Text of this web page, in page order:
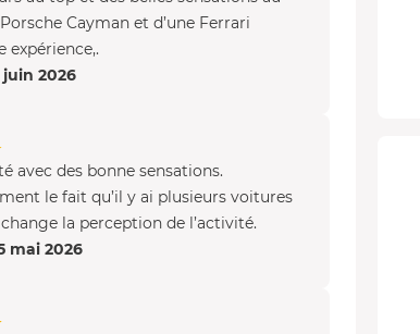
Cayman et d’une Ferrari
expérience,.
juin 2026
avec des bonne sensations.
le fait qu’il y ai plusieurs voitures
la perception de l’activité.
mai 2026